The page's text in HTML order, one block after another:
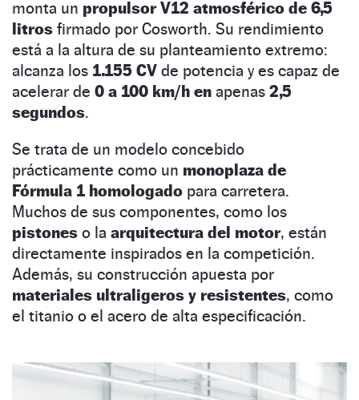
monta un propulsor V12 atmosférico de 6,5
litros firmado por Cosworth. Su rendimiento
está a la altura de su planteamiento extremo:
alcanza los 1.155 CV de potencia y es capaz de
acelerar de 0 a 100 km/h en apenas 2,5
segundos.
Se trata de un modelo concebido
prácticamente como un monoplaza de
Fórmula 1 homologado para carretera.
Muchos de sus componentes, como los
pistones o la arquitectura del motor, están
directamente inspirados en la competición.
Además, su construcción apuesta por
materiales ultraligeros y resistentes, como
el titanio o el acero de alta especificación.